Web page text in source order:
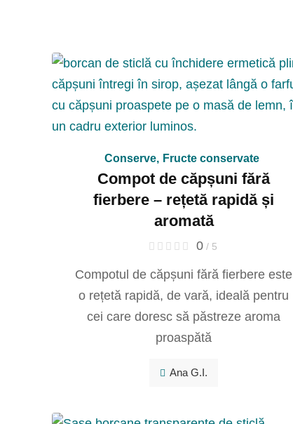
Conserve, Fructe conservate
Compot de căpșuni fără
fierbere – rețetă rapidă și
aromată
0/ 5
Compotul de căpșuni fără fierbere este
o rețetă rapidă, de vară, ideală pentru
cei care doresc să păstreze aroma
proaspătă
Ana G.I.